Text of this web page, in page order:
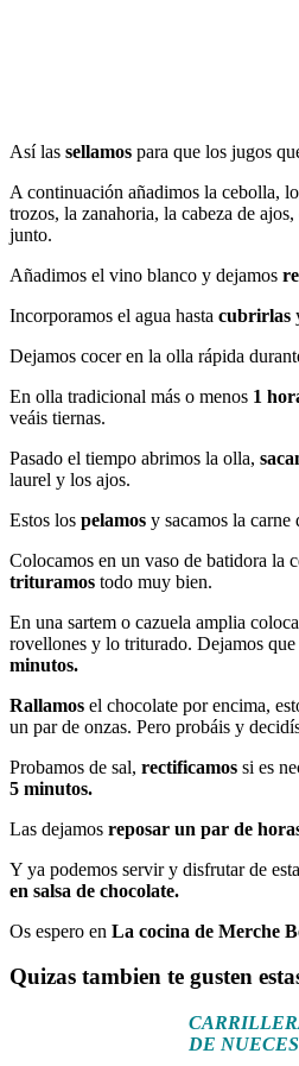
Así las sellamos para que los jugos
A continuación añadimos la cebolla,
trozos, la zanahoria, la cabeza de
junto.
Añadimos el vino blanco y dejamos
Incorporamos el agua hasta cubrirlas
Dejamos cocer en la olla rápida
En olla tradicional más o menos 1
veáis tiernas.
Pasado el tiempo abrimos la olla,
laurel y los ajos.
Estos los pelamos y sacamos la carne
Colocamos en un vaso de batidora la
trituramos todo muy bien.
En una sartem o cazuela amplia
rovellones y lo triturado. Dejamos
minutos.
Rallamos el chocolate por encima,
un par de onzas. Pero probáis y
Probamos de sal, rectificamos si es
5 minutos.
Las dejamos reposar un par de
Y ya podemos servir y disfrutar de
en salsa de chocolate.
Os espero en La cocina de Merche
Quizas tambien te gusten
DE